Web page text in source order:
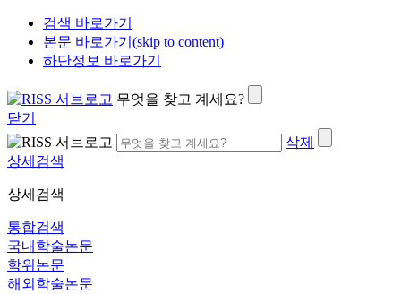
검색 바로가기
본문 바로가기(skip to content)
하단정보 바로가기
무엇을 찾고 계세요?
닫기
삭제
상세검색
상세검색
통합검색
국내학술논문
학위논문
해외학술논문